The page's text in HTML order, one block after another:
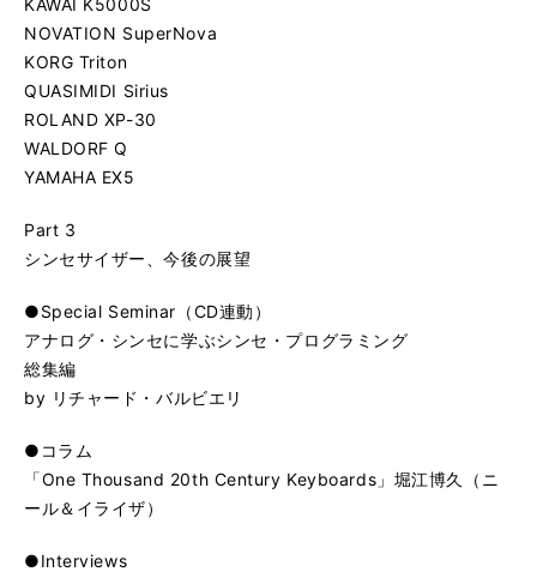
KAWAI K5000S
NOVATION SuperNova
KORG Triton
QUASIMIDI Sirius
ROLAND XP-30
WALDORF Q
YAMAHA EX5
Part 3
シンセサイザー、今後の展望
●Special Seminar（CD連動）
アナログ・シンセに学ぶシンセ・プログラミング
総集編
by リチャード・バルビエリ
●コラム
「One Thousand 20th Century Keyboards」堀江博久（ニ
ール＆イライザ）
●Interviews